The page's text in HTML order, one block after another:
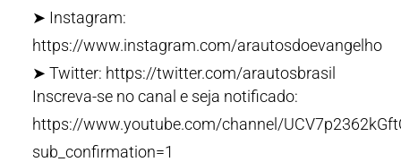
➤ Instagram:
https://www.instagram.com/arautosdoevangelho
➤ Twitter: https://twitter.com/arautosbrasil
Inscreva-se no canal e seja notificado:
https://www.youtube.com/channel/
sub_confirmation=1